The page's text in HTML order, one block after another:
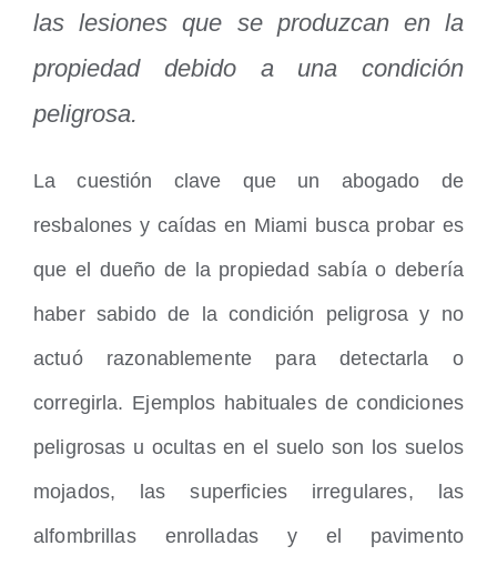
las lesiones que se produzcan en la
propiedad debido a una condición
peligrosa.
La cuestión clave que un abogado de
resbalones y caídas en Miami busca probar es
que el dueño de la propiedad sabía o debería
haber sabido de la condición peligrosa y no
actuó razonablemente para detectarla o
corregirla. Ejemplos habituales de condiciones
peligrosas u ocultas en el suelo son los suelos
mojados, las superficies irregulares, las
alfombrillas enrolladas y el pavimento